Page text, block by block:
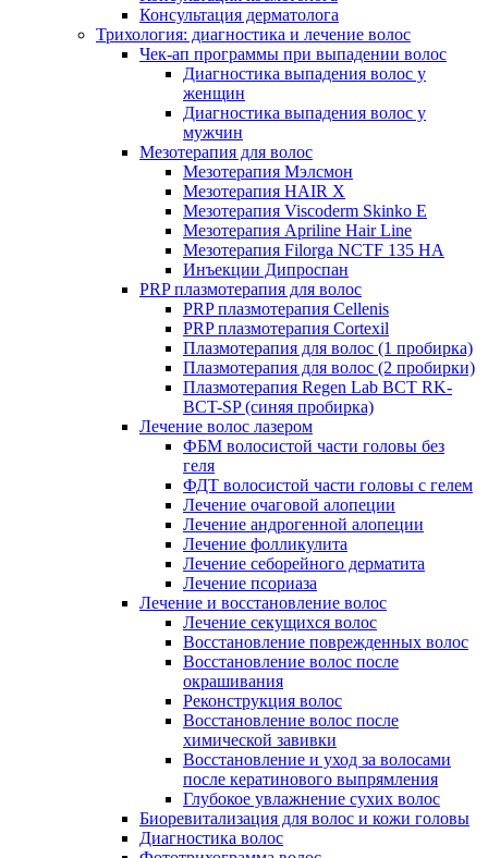
Консультация дерматолога
Трихология: диагностика и лечение волос
Чек-ап программы при выпадении волос
Диагностика выпадения волос у
женщин
Диагностика выпадения волос у
мужчин
Мезотерапия для волос
Мезотерапия Мэлсмон
Мезотерапия HAIR X
Мезотерапия Viscoderm Skinko E
Мезотерапия Apriline Hair Line
Мезотерапия Filorga NCTF 135 HA
Инъекции Дипроспан
PRP плазмотерапия для волос
PRP плазмотерапия Cellenis
PRP плазмотерапия Cortexil
Плазмотерапия для волос (1 пробирка)
Плазмотерапия для волос (2 пробирки)
Плазмотерапия Regen Lab BCT RK-
BCT-SP (синяя пробирка)
Лечение волос лазером
ФБМ волосистой части головы без
геля
ФДТ волосистой части головы с гелем
Лечение очаговой алопеции
Лечение андрогенной алопеции
Лечение фолликулита
Лечение себорейного дерматита
Лечение псориаза
Лечение и восстановление волос
Лечение секущихся волос
Восстановление поврежденных волос
Восстановление волос после
окрашивания
Реконструкция волос
Восстановление волос после
химической завивки
Восстановление и уход за волосами
после кератинового выпрямления
Глубокое увлажнение сухих волос
Биоревитализация для волос и кожи головы
Диагностика волос